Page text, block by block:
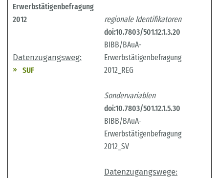
Erwerbstätigenbefragung
2012
Datenzugangsweg:
SUF
regionale Identifikatoren
doi:10.7803/501.12.1.3.20
BIBB/BAuA-
Erwerbstätigenbefragung
2012_REG
Sondervariablen
doi:10.7803/501.12.1.5.30
BIBB/BAuA-
Erwerbstätigenbefragung
2012_SV
Datenzugangswege: